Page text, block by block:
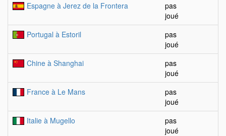
Espagne à Jerez de la Frontera
pas
joué
Portugal à Estoril
pas
joué
Chine à Shanghai
pas
joué
France à Le Mans
pas
joué
Italie à Mugello
pas
joué